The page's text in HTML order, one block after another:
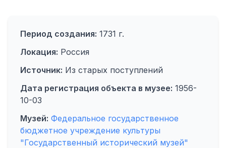
Период создания: 1731 г.
Локация: Россия
Источник: Из старых поступлений
Дата регистрация объекта в музее: 1956-
10-03
Музей: Федеральное государственное
бюджетное учреждение культуры
"Государственный исторический музей"